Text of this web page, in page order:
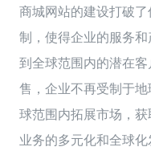
商城网站的建设打破
制，使得企业的服务
到全球范围内的潜在
售，企业不再受制于
球范围内拓展市场，
业务的多元化和全球化